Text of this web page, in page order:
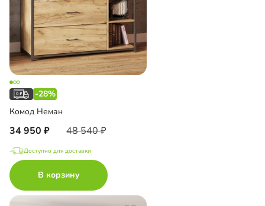
-28%
Комод Неман
34 950 48 540
Доступно для доставки
В корзину